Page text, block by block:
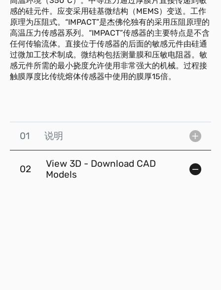
感的硅元件。应变采用硅基微结构（MEMS）变送。工作
原理为压阻式。“IMPACT”是杰佛伦独有的采用压阻原理的
高温压力传感器系列。“IMPACT”传感器的主要特点是不含
任何传输流体。直接位于传感器的后面的敏感元件由硅通
过微加工技术制成。微结构包括测量膜和压敏电阻器。敏
感元件所需的最小挠度允许使用非常强大的机械。过程接
触膜厚度比传统熔体传感器中使用的膜厚15倍。
01 说明
02
View 3D - Download CAD
Models